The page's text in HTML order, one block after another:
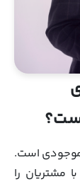
موجودی است.
مشتریان را